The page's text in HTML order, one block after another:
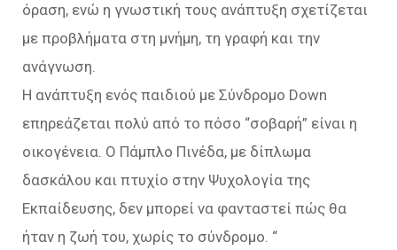
όραση, ενώ η γνωστική τους ανάπτυξη σχετίζεται
με προβλήματα στη μνήμη, τη γραφή και την
ανάγνωση.
Η ανάπτυξη ενός παιδιού με Σύνδρομο Down
επηρεάζεται πολύ από το πόσο “σοβαρή” είναι η
οικογένεια. Ο Πάμπλο Πινέδα, με δίπλωμα
δασκάλου και πτυχίο στην Ψυχολογία της
Εκπαίδευσης, δεν μπορεί να φανταστεί πώς θα
ήταν η ζωή του, χωρίς το σύνδρομο. “